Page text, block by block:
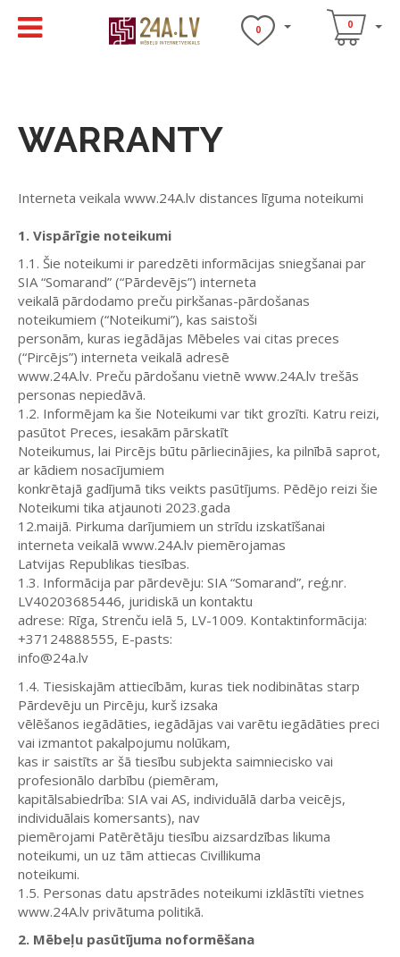
0 0
WARRANTY
Interneta veikala www.24A.lv distances līguma noteikumi
1. Vispārīgie noteikumi
1.1. Šie noteikumi ir paredzēti informācijas sniegšanai par
SIA “Somarand” (“Pārdevējs”) interneta
veikalā pārdodamo preču pirkšanas-pārdošanas
noteikumiem (“Noteikumi”), kas saistoši
personām, kuras iegādājas Mēbeles vai citas preces
(“Pircējs”) interneta veikalā adresē
www.24A.lv. Preču pārdošanu vietnē www.24A.lv trešās
personas nepiedāvā.
1.2. Informējam ka šie Noteikumi var tikt grozīti. Katru reizi,
pasūtot Preces, iesakām pārskatīt
Noteikumus, lai Pircējs būtu pārliecinājies, ka pilnībā saprot,
ar kādiem nosacījumiem
konkrētajā gadījumā tiks veikts pasūtījums. Pēdējo reizi šie
Noteikumi tika atjaunoti 2023.gada
12.maijā. Pirkuma darījumiem un strīdu izskatīšanai
interneta veikalā www.24A.lv piemērojamas
Latvijas Republikas tiesības.
1.3. Informācija par pārdevēju: SIA “Somarand”, reģ.nr.
LV40203685446, juridiskā un kontaktu
adrese: Rīga, Strenču ielā 5, LV-1009. Kontaktinformācija:
+37124888555, E-pasts:
info@24a.lv
1.4. Tiesiskajām attiecībām, kuras tiek nodibinātas starp
Pārdevēju un Pircēju, kurš izsaka
vēlēšanos iegādāties, iegādājas vai varētu iegādāties preci
vai izmantot pakalpojumu nolūkam,
kas ir saistīts ar šā tiesību subjekta saimniecisko vai
profesionālo darbību (piemēram,
kapitālsabiedrība: SIA vai AS, individuālā darba veicējs,
individuālais komersants), nav
piemērojami Patērētāju tiesību aizsardzības likuma
noteikumi, un uz tām attiecas Civillikuma
noteikumi.
1.5. Personas datu apstrādes noteikumi izklāstīti vietnes
www.24A.lv privātuma politikā.
2. Mēbeļu pasūtījuma noformēšana